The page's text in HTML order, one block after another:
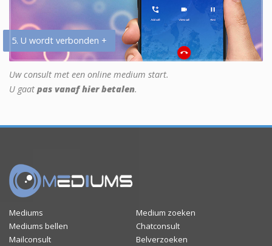
5. U wordt verbonden +
Uw consult met een online medium start.
U gaat pas vanaf hier betalen.
Mediums
Medium zoeken
Mediums bellen
Chatconsult
Mailconsult
Belverzoeken